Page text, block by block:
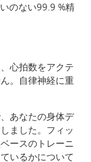
のない99.9 %精
心拍数をアクテ
。自律神経に重
あなたの身体デ
ました。フィッ
ースのトレーニ
いるかについて